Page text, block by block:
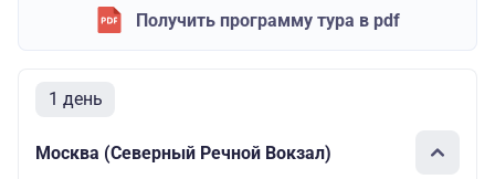
Получить программу тура в pdf
1 день
Москва (Северный Речной Вокзал)